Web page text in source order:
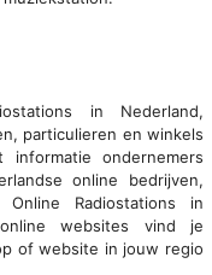
in Nederland,
particulieren en winkels
ondernemers
online bedrijven,
Radiostations in
websites vind je
of website in jouw regio